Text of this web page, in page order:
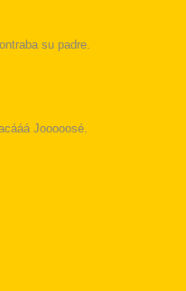
su padre.
Jooooosé.